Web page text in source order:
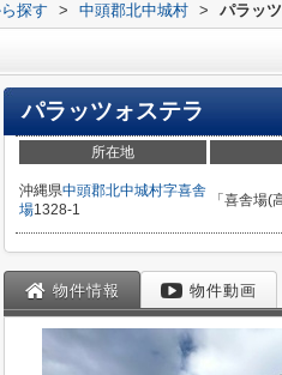
探す > 中頭郡北中城村 > パラッ
パラッツォステラ
所在地
沖縄県中頭郡北中城村字喜舎
場1328-1
「喜舎場
物件情報 物件動画